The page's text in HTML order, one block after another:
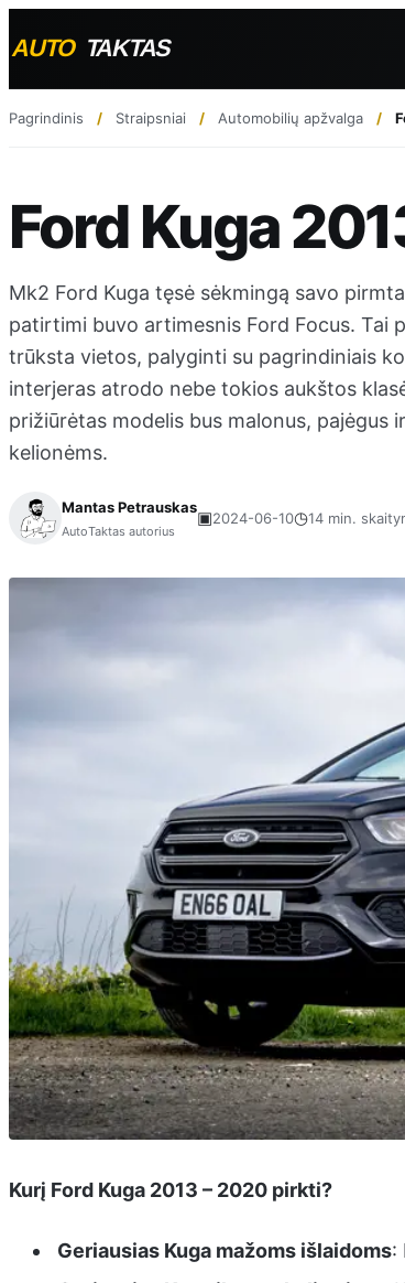
Pagrindinis Straipsniai Automobilių apžvalga
Ford Kuga
Mk2 Ford Kuga tęsė sėkmingą savo
patirtimi buvo artimesnis Ford Focus. Tai
trūksta vietos, palyginti su pagrindiniais
interjeras atrodo nebe tokios aukštos
prižiūrėtas modelis bus malonus,
kelionėms.
Mantas Petrauskas
AutoTaktas autorius
▣2024-06-10◷14 min.
Kurį Ford Kuga 2013 – 2020 pirkti?
Geriausias Kuga mažoms išlaidoms: